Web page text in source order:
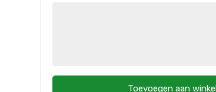
Toevoegen aan